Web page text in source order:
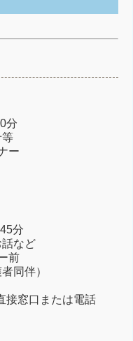
分
等
ー
分
など
前
同伴）
接窓口または電話